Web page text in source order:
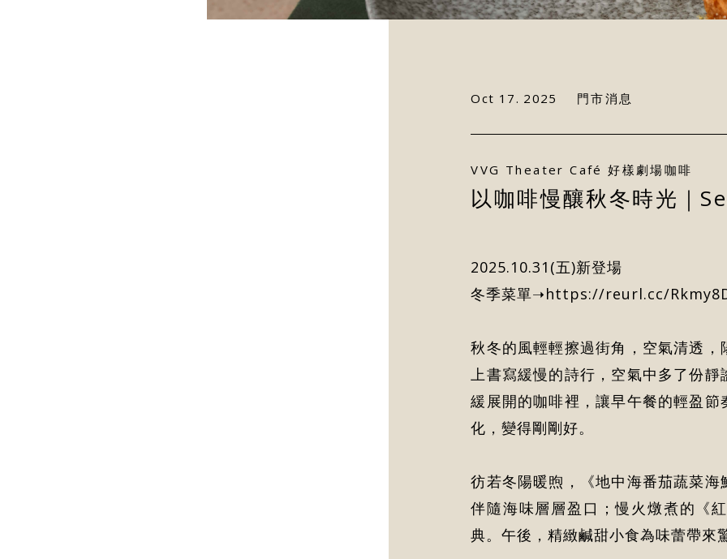
Oct 17. 2025 門市消息
VVG Theater Café 好樣劇場咖啡
以咖啡慢釀秋冬時光｜
2025.10.31(五)新登場
冬季菜單➝https://reurl.cc/
秋冬的風輕輕擦過街角，空氣清透
上書寫緩慢的詩行，空氣中多了份
緩展開的咖啡裡，讓早午餐的輕盈
化，變得剛剛好。
彷若冬陽暖煦，《地中海番茄蔬菜
伴隨海味層層盈口；慢火燉煮的《
典。午後，精緻鹹甜小食為味蕾帶來